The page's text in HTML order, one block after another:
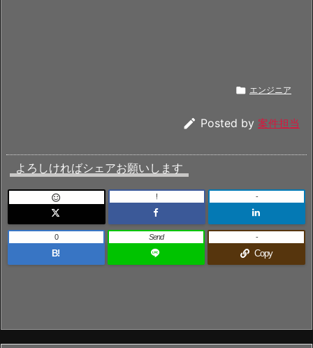
 エンジニア
 Posted by 案件担当
よろしければシェアお願いします
 ! -
B!
0 Send
Copy
-